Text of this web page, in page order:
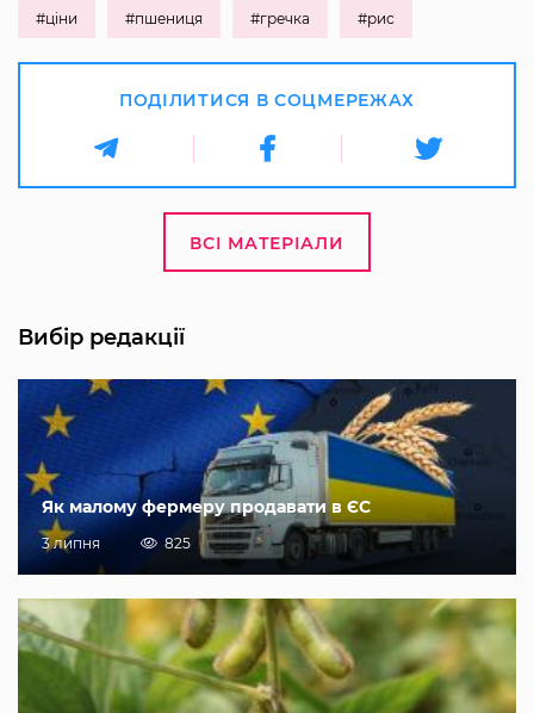
#ціни #пшениця #гречка #рис
ПОДІЛИТИСЯ В СОЦМЕРЕЖАХ
ВСІ МАТЕРІАЛИ
Вибір редакції
Як малому фермеру продавати в ЄС
3 липня 825